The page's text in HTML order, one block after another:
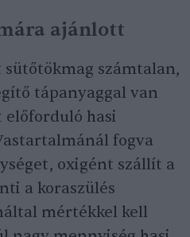
ajánlott
számtalan,
tápanyaggal van
előforduló hasi
fogva
oxigént szállít a
a koraszülés
mértékkel kell